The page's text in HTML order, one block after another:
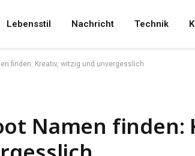
Lebensstil Nachricht Technik
finden: Kreativ, witzig und unvergesslich
Namen finden: